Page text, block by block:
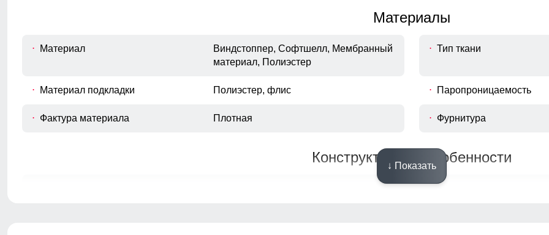
Материалы
Материал
Виндстоппер, Софтшелл, Мембранный
материал, Полиэстер
Материал подкладки Полиэстер, флис
Фактура материала Плотная
Тип ткани
Паропроницаемость
Фурнитура
Конструктивные особенности
Фиксаторы
↓ Показать